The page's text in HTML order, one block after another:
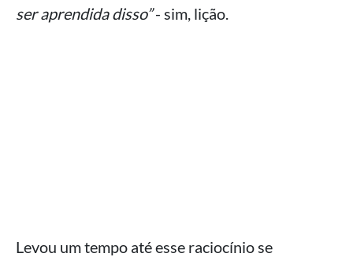
ser aprendida disso”- sim, lição.
Levou um tempo até esse raciocínio se